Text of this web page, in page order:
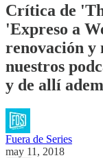
Crítica de
'Expreso a
renovación y
nuestros
y de allí
Fuera de Series
may 11, 2018